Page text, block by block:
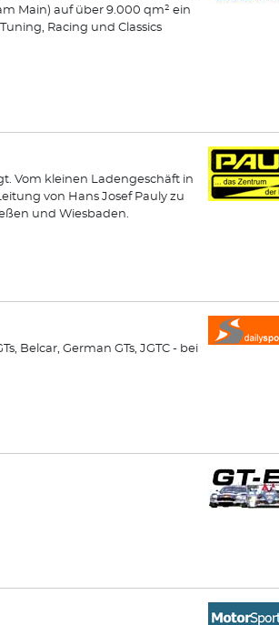
Main) auf über 9.000 qm² ein
Racing und Classics
Vom kleinen Ladengeschäft in
von Hans Josef Pauly zu
und Wiesbaden.
Belcar, German GTs, JGTC - bei